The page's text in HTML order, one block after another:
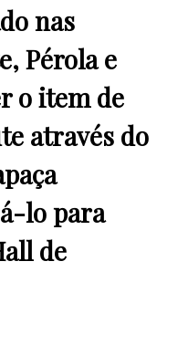
nas
Pérola e
o item de
através do
lo para
de